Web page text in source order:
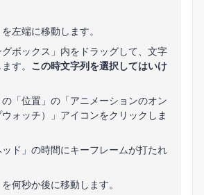
左端に移動します。
ボックス」内をドラッグして、文字
す。 この時文字列を選択してはいけ
「位置」の「アニメーションのオン
ォッチ）」アイコンをクリックしま
ド」の時間にキーフレームが打たれ
何秒か後に移動します。